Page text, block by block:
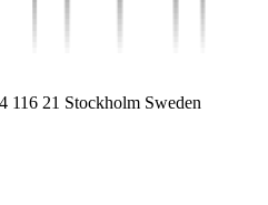
116 21 Stockholm Sweden